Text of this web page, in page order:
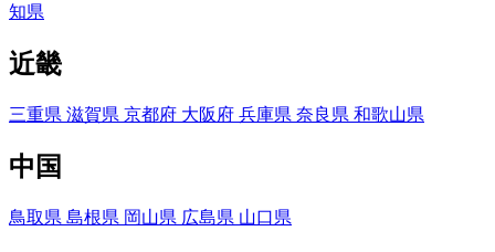
知県
近畿
三重県 滋賀県 京都府 大阪府 兵庫県 奈良県 和歌山県
中国
鳥取県 島根県 岡山県 広島県 山口県